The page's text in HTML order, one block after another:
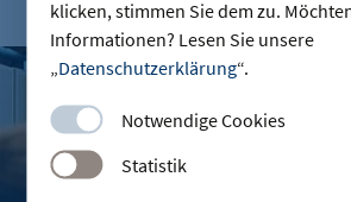
klicken, stimmen Sie dem zu.
Informationen? Lesen Sie unsere
„Datenschutzerklärung“.
Notwendige Cookies
Statistik
IHK-Umfragen: Hohe Zufriedenheit